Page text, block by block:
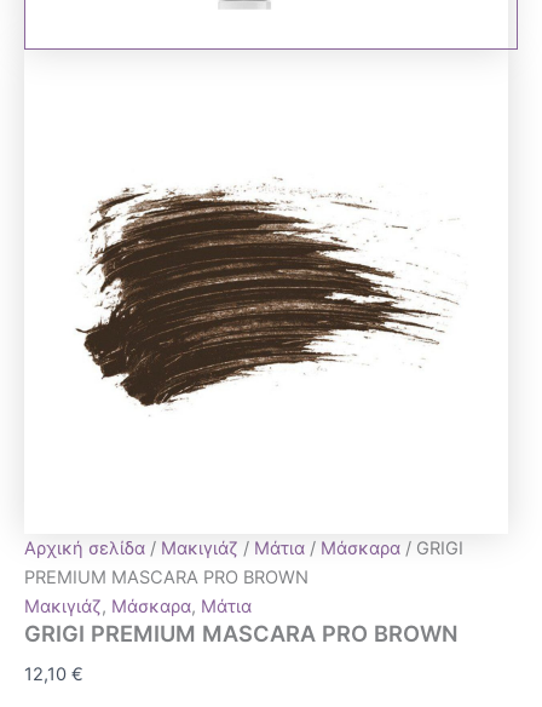
Αρχική σελίδα / Μακιγιάζ / Μάτια / Μάσκαρα / GRIGI
ΡRΕΜΙUΜ ΜΑSCΑRΑ ΡRΟ BROWN
Μακιγιάζ, Μάσκαρα, Μάτια
GRIGI ΡRΕΜΙUΜ ΜΑSCΑRΑ ΡRΟ BROWN
12,10 €